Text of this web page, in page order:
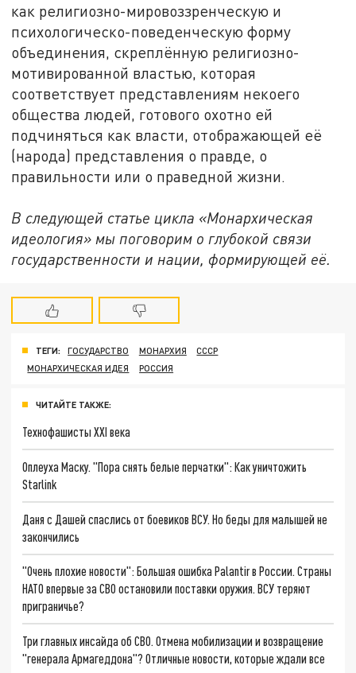
как религиозно-мировоззренческую и
психологическо-поведенческую форму
объединения, скреплённую религиозно-
мотивированной властью, которая
соответствует представлениям некоего
общества людей, готового охотно ей
подчиняться как власти, отображающей её
(народа) представления о правде, о
правильности или о праведной жизни.
В следующей статье цикла «Монархическая
идеология» мы поговорим о глубокой связи
государственности и нации, формирующей её.
ТЕГИ: ГОСУДАРСТВО МОНАРХИЯ
СССР
МОНАРХИЧЕСКАЯ ИДЕЯ
РОССИЯ
ЧИТАЙТЕ ТАКЖЕ:
Технофашисты XXI века
Оплеуха Маску. "Пора снять белые перчатки": Как уничтожить
Starlink
Даня с Дашей спаслись от боевиков ВСУ. Но беды для малышей не
закончились
"Очень плохие новости": Большая ошибка Palantir в России. Страны
НАТО впервые за СВО остановили поставки оружия. ВСУ теряют
приграничье?
Три главных инсайда об СВО. Отмена мобилизации и возвращение
"генерала Армагеддона"? Отличные новости, которые ждали все